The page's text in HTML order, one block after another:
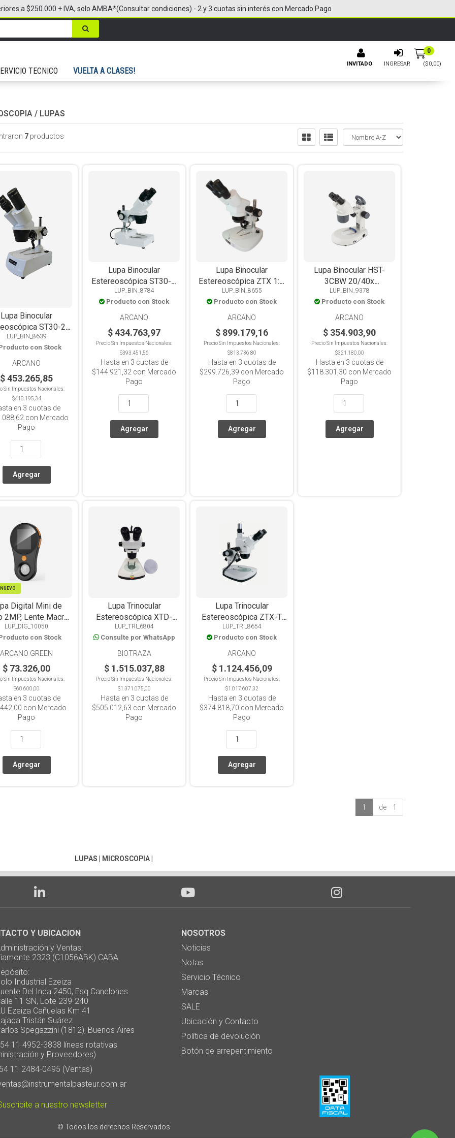
INVITADO INGRESAR
0
($0,00)
TECNICO VUELTA A CLASES!
a $250.000 + IVA, solo AMBA*(Consultar condiciones) - 2 y 3 cuotas sin interés con Mercado Pago
/ LUPAS
7 productos
Lupa Binocular
ST30-2L,
Fijos 20x y
LED Incidente y
Trans
LUP_BIN_8639
con Stock
ARCANO
$ 453.265,85
Sin Impuestos Nacionales:
$410.195,34
en 3 cuotas de
con Mercado
Pago
Lupa Binocular
Estereoscópica ST30-L,
Aumentos Fijos 20x y
40x, LED Incidente
LUP_BIN_8784
Producto con Stock
ARCANO
$ 434.763,97
Precio Sin Impuestos Nacionales:
$393.451,56
Hasta en 3 cuotas de
$144.921,32 con Mercado
Pago
Lupa Binocular
Estereoscópica ZTX 1:4,
Zoom 1.0x a 4.0x, LED
Incidente y Trans
LUP_BIN_8655
Producto con Stock
ARCANO
$ 899.179,16
Precio Sin Impuestos Nacionales:
$813.736,80
Hasta en 3 cuotas de
$299.726,39 con Mercado
Pago
Lupa Binocular HST-
3CBW 20/40x
Incidente/Trans LED
LUP_BIN_9378
Producto con Stock
ARCANO
$ 354.903,90
Precio Sin Impuestos Nacionales:
$321.180,00
Hasta en 3 cuotas de
$118.301,30 con Mercado
Pago
NUEVO
Digital Mini de
Macro,
SD, Aumentos
500X,
LUP_DIG_10050
con Stock
ARCANO GREEN
$ 73.326,00
Sin Impuestos Nacionales:
$60.600,00
en 3 cuotas de
con Mercado
Pago
Lupa Trinocular
Estereoscópica XTD-
LED Incidente y Trans
LUP_TRI_6804
Consulte por WhatsApp
BIOTRAZA
$ 1.515.037,88
Precio Sin Impuestos Nacionales:
$1.371.075,00
Hasta en 3 cuotas de
$505.012,63 con Mercado
Pago
Lupa Trinocular
Estereoscópica ZTX-T
1:4, Zoom 1.0x a 4.0 x,
LED Incidente y Trans
LUP_TRI_8654
Producto con Stock
ARCANO
$ 1.124.456,09
Precio Sin Impuestos Nacionales:
$1.017.607,32
Hasta en 3 cuotas de
$374.818,70 con Mercado
Pago
1 de 1
LUPAS MICROSCOPIA
Y UBICACION
y Ventas:
2323 (C1056ABK) CABA
Industrial Ezeiza
Del Inca 2450, Esq.Canelones
11 SN, Lote 239-240
Cañuelas Km 41
Tristán Suárez
Spegazzini (1812), Buenos Aires
11 4952-3838 líneas rotativas
y Proveedores)
11 2484-0495 (Ventas)
a nuestro newsletter
NOSOTROS
Noticias
Notas
Servicio Técnico
Marcas
SALE
Ubicación y Contacto
Política de devolución
Botón de arrepentimiento
© Todos los derechos Reservados